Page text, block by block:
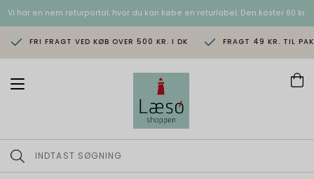
Vi har en nem returportal, hvor du kan købe en returlabel. Den koster 60 kr.
FRI FRAGT VED KØB OVER 500 KR. I DK FRAGT 49 KR. TIL
T
n
a